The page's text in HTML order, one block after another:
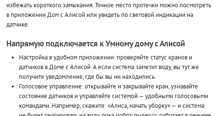
избежать короткого замыкания. Точное место протечки можно посмотреть
в приложении Дом с Алисой или увидеть по световой индикации на
датчике.
Напрямую подключается к Умному дому с Алисой
Настройка в удобном приложении: проверяйте статус кранов и
датчиков в Доме с Алисой. А если система заметит воду, вы тут же
получите уведомление, где бы вы ни находились.
Голосовое управление: открывайте и закрывайте кран, узнавайте
состояние датчиков и управляйте системой — удобными голосовыми
командами. Например, скажите: «Алиса, начать уборку» — и система